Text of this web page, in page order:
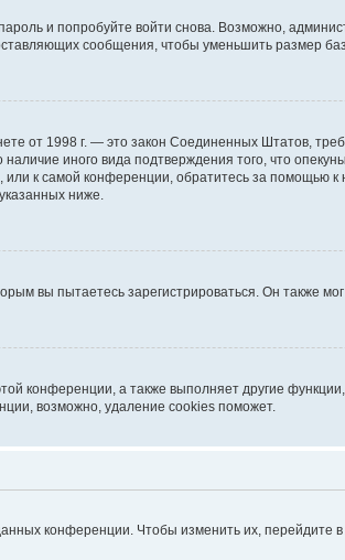
и попробуйте войти снова. Возможно,
сообщения, чтобы уменьшить размер
от 1998 г. — это закон Соединенных Штатов,
иного вида подтверждения того, что
к самой конференции, обратитесь за помощью
ниже.
вы пытаетесь зарегистрироваться. Он также
конференции, а также выполняет другие
возможно, удаление cookies поможет.
конференции. Чтобы изменить их, перейдите в